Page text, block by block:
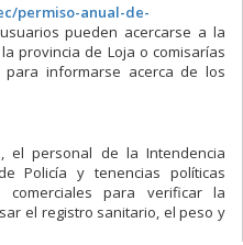
permiso-anual-de-
pueden acercarse a la
provincia de Loja o comisarías
informarse acerca de los
el personal de la Intendencia
Policía y tenencias políticas
comerciales para verificar la
el registro sanitario, el peso y